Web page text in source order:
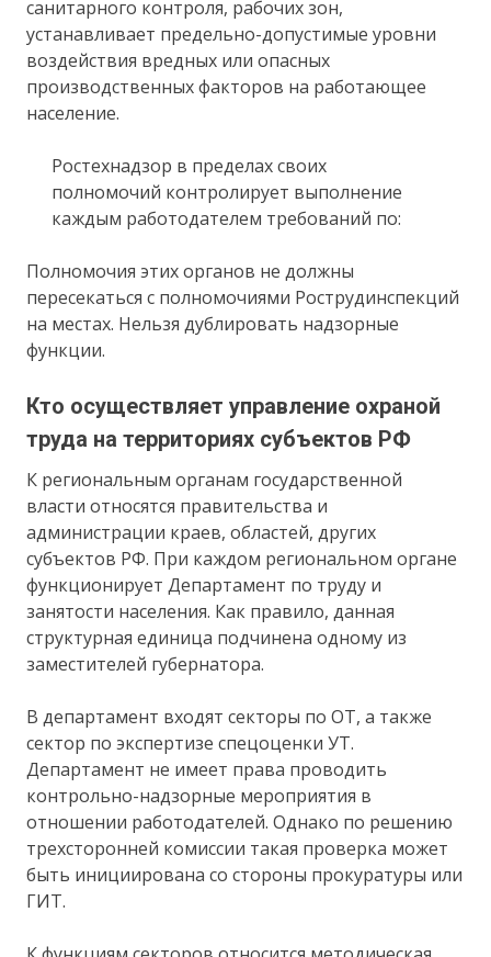
санитарного контроля, рабочих зон,
устанавливает предельно-допустимые уровни
воздействия вредных или опасных
производственных факторов на работающее
население.
Ростехнадзор в пределах своих
полномочий контролирует выполнение
каждым работодателем требований по:
Полномочия этих органов не должны
пересекаться с полномочиями Рострудинспекций
на местах. Нельзя дублировать надзорные
функции.
Кто осуществляет управление охраной
труда на территориях субъектов РФ
К региональным органам государственной
власти относятся правительства и
администрации краев, областей, других
субъектов РФ. При каждом региональном органе
функционирует Департамент по труду и
занятости населения. Как правило, данная
структурная единица подчинена одному из
заместителей губернатора.
В департамент входят секторы по ОТ, а также
сектор по экспертизе спецоценки УТ.
Департамент не имеет права проводить
контрольно-надзорные мероприятия в
отношении работодателей. Однако по решению
трехсторонней комиссии такая проверка может
быть инициирована со стороны прокуратуры или
ГИТ.